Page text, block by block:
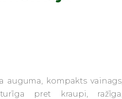
auguma, kompakts vainags,
pret kraupi, ražīga,